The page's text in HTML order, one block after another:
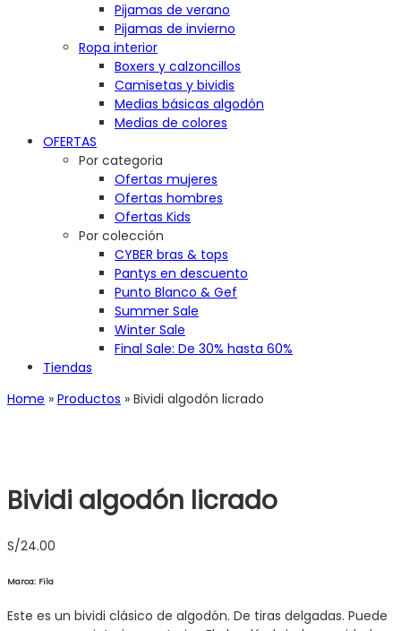
Pijamas de verano
Pijamas de invierno
Ropa interior
Boxers y calzoncillos
Camisetas y bividis
Medias básicas algodón
Medias de colores
OFERTAS
Por categoria
Ofertas mujeres
Ofertas hombres
Ofertas Kids
Por colección
CYBER bras & tops
Pantys en descuento
Punto Blanco & Gef
Summer Sale
Winter Sale
Final Sale: De 30% hasta 60%
Tiendas
Home » Productos » Bividi algodón licrado
Bividi algodón licrado
S/24.00
Marca: Fila
Este es un bividi clásico de algodón. De tiras delgadas. Puede